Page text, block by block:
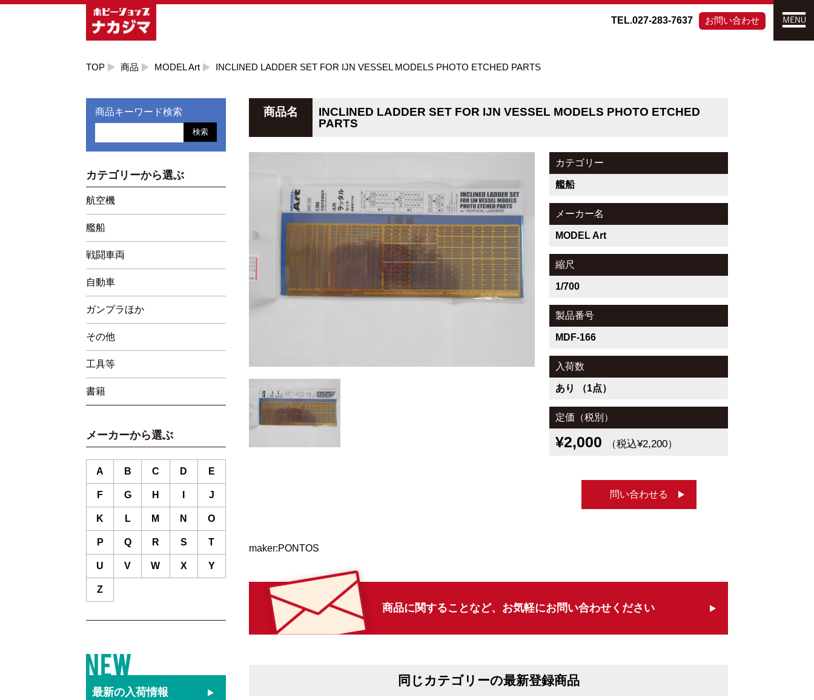
TEL.027-283-7637 お問い合わせ
TOP 商品 MODEL Art INCLINED LADDER SET FOR IJN VESSEL MODELS PHOTO ETCHED PARTS
商品名
INCLINED LADDER SET FOR IJN VESSEL MODELS PHOTO ETCHED
PARTS
カテゴリー
艦船
メーカー名
MODEL Art
縮尺
1/700
製品番号
MDF-166
入荷数
あり （1点）
定価（税別）
¥2,000 （税込¥2,200）
問い合わせる
maker:PONTOS
商品に関することなど、 お気軽にお問い合わせください
同じカテゴリーの最新登録商品
商品キーワード検索
検索
カテゴリーから選ぶ
航空機
艦船
戦闘車両
自動車
ガンプラほか
その他
工具等
書籍
メーカーから選ぶ
A B C D E
F G H J
K L M N O
P Q R S T
U V W X Y
Z
最新の入荷情報